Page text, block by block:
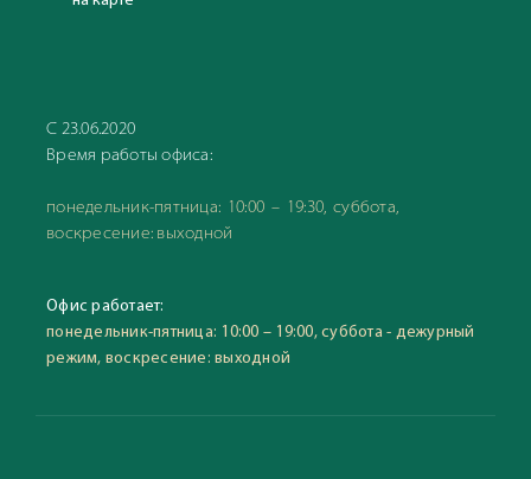
С 23.06.2020
Время работы офиса:
понедельник-пятница: 10:00 – 19:30, суббота,
воскресение: выходной
Офис работает:
понедельник-пятница: 10:00 – 19:00, суббота - дежурный
режим, воскресение: выходной